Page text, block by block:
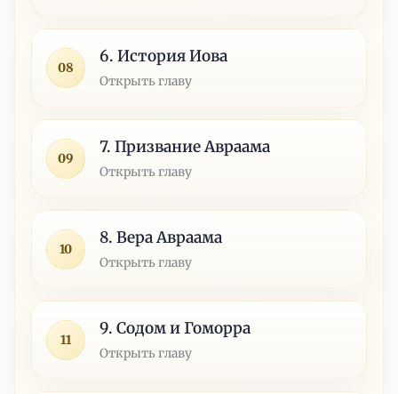
08
6. История Иова
Открыть главу
09
7. Призвание Авраама
Открыть главу
10
8. Вера Авраама
Открыть главу
11
9. Содом и Гоморра
Открыть главу